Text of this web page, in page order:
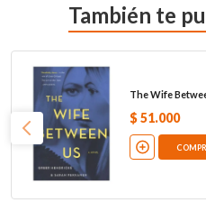
También te
The Wife
$ 51.000